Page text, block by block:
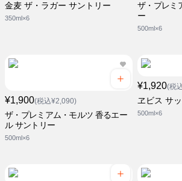
金麦 ザ・ラガー サントリー
350ml×6
ザ・プレミ
ー
500ml×6
¥1,900(税込¥2,090)
ザ・プレミアム・モルツ 香るエー
ル サントリー
500ml×6
¥1,920(税
ヱビス サ
500ml×6